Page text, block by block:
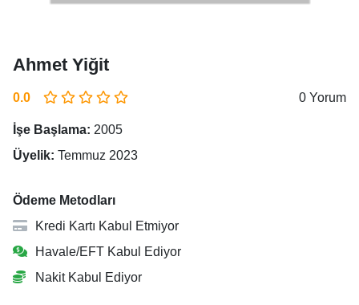
Ahmet Yiğit
0.0 0 Yorum
İşe Başlama: 2005
Üyelik: Temmuz 2023
Ödeme Metodları
Kredi Kartı Kabul Etmiyor
Havale/EFT Kabul Ediyor
Nakit Kabul Ediyor